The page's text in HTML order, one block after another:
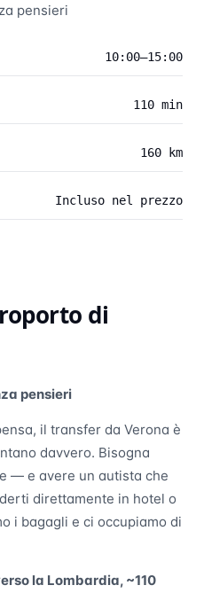
pensieri
10:00–15:00
110 min
160 km
Incluso nel prezzo
di
pensieri
il transfer da Verona è
davvero. Bisogna
— e avere un autista che
direttamente in hotel o
i bagagli e ci occupiamo di
la Lombardia, ~110